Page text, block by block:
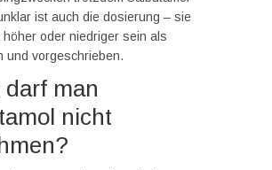
ist auch die dosierung – sie
höher oder niedriger sein als
und vorgeschrieben.
man
nicht